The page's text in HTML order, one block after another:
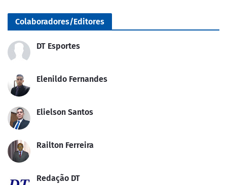
Colaboradores/Editores
DT Esportes
Elenildo Fernandes
Elielson Santos
Railton Ferreira
Redação DT